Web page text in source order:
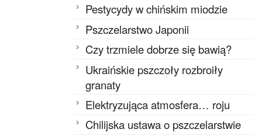
Pestycydy w chińskim miodzie
Pszczelarstwo Japonii
Czy trzmiele dobrze się bawią?
Ukraińskie pszczoły rozbroiły
granaty
Elektryzująca atmosfera… roju
Chilijska ustawa o pszczelarstwie